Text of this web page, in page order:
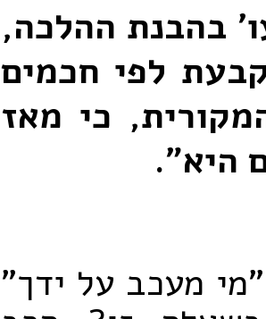
בהבנת ההלכה,
לפי חכמים
כי מאז
היא".
מעכב על ידך"